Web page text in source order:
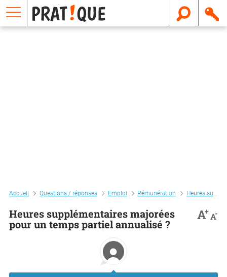
Accueil Questions / réponses Emploi Rémunération Heures supplémentaires
Heures supplémentaires majorées
pour un temps partiel annualisé ?
A+A-
E
m
a